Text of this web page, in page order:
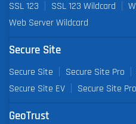
SSL 123 SSL 123 Wildcard
Web Server Wildcard
Secure Site
Secure Site Secure Site Pro
Secure Site EV
Secure Site
GeoTrust